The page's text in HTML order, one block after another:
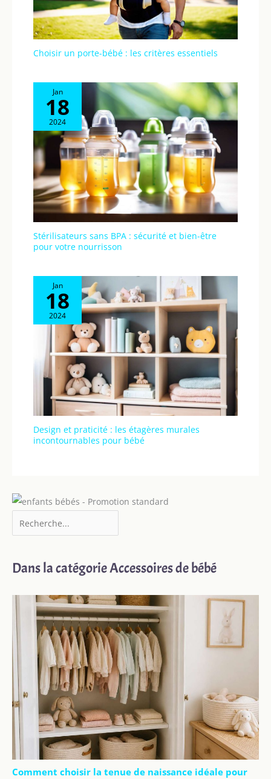
Choisir un porte-bébé : les critères essentiels
Jan
18
2024
Stérilisateurs sans BPA : sécurité et bien-être
pour votre nourrisson
Jan
18
2024
Design et praticité : les étagères murales
incontournables pour bébé
Dans la catégorie Accessoires de bébé
Comment choisir la tenue de naissance idéale pour